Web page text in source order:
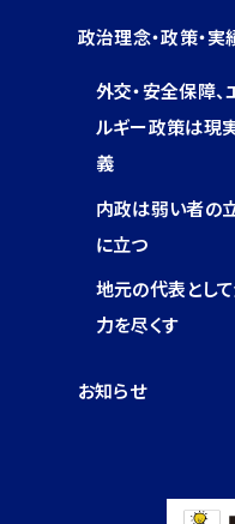
政治理念・政策・実
外交・安全保障、
ルギー政策は現
義
内政は弱い者の
に立つ
地元の代表とし
力を尽くす
お知らせ